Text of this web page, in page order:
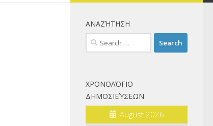
ΑΝΑΖΉΤΗΣΗ
Search
for:
ΧΡΟΝΟΛΌΓΙΟ
ΔΗΜΟΣΙΕΎΣΕΩΝ
August 2026